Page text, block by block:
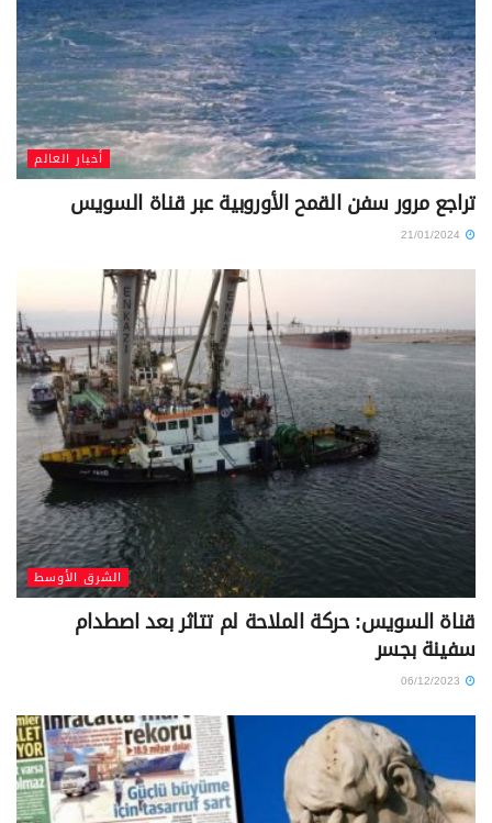
أخبار العالم
تراجع مرور سفن القمح الأوروبية عبر قناة السويس
الشرق الأوسط
قناة السويس: حركة الملاحة لم تتاثر بعد اصطدام
سفينة بجسر